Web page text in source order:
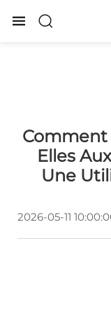
Comment
Elles
Une
2026-05-11